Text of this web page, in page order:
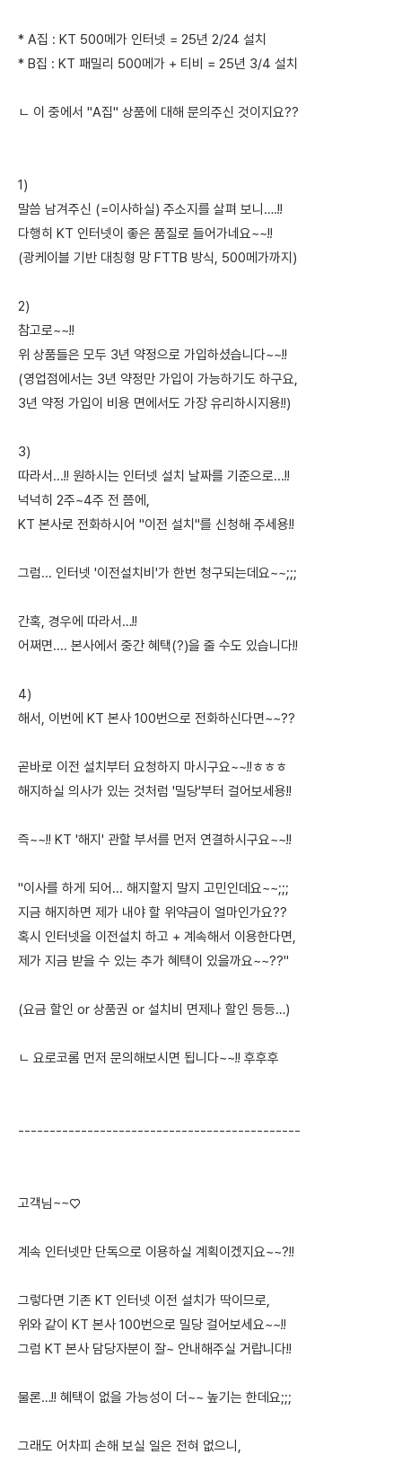
* A집 : KT 500메가 인터넷 = 25년 2/24 설치
* B집 : KT 패밀리 500메가 + 티비 = 25년 3/4 설치
ㄴ 이 중에서 "A집" 상품에 대해 문의주신 것이지요??
1)
말씀 남겨주신 (=이사하실) 주소지를 살펴 보니….!!
다행히 KT 인터넷이 좋은 품질로 들어가네요~~!!
(광케이블 기반 대칭형 망 FTTB 방식, 500메가까지)
2)
참고로~~!!
위 상품들은 모두 3년 약정으로 가입하셨습니다~~!!
(영업점에서는 3년 약정만 가입이 가능하기도 하구요,
3년 약정 가입이 비용 면에서도 가장 유리하시지용!!)
3)
따라서...!! 원하시는 인터넷 설치 날짜를 기준으로...!!
넉넉히 2주~4주 전 쯤에,
KT 본사로 전화하시어 "이전 설치"를 신청해 주세용!!
그럼... 인터넷 '이전설치비'가 한번 청구되는데요~~;;;
간혹, 경우에 따라서…!!
어쩌면.... 본사에서 중간 혜택(?)을 줄 수도 있습니다!!
4)
해서, 이번에 KT 본사 100번으로 전화하신다면~~??
곧바로 이전 설치부터 요청하지 마시구요~~!!ㅎㅎㅎ
해지하실 의사가 있는 것처럼 '밀당'부터 걸어보세용!!
즉~~!! KT '해지' 관할 부서를 먼저 연결하시구요~~!!
"이사를 하게 되어... 해지할지 말지 고민인데요~~;;;
지금 해지하면 제가 내야 할 위약금이 얼마인가요??
혹시 인터넷을 이전설치 하고 + 계속해서 이용한다면,
제가 지금 받을 수 있는 추가 혜택이 있을까요~~??"
(요금 할인 or 상품권 or 설치비 면제나 할인 등등…)
ㄴ 요로코롬 먼저 문의해보시면 됩니다~~!! 후후후
---------------------------------------------
고객님~~♡
계속 인터넷만 단독으로 이용하실 계획이겠지요~~?!!
그렇다면 기존 KT 인터넷 이전 설치가 딱이므로,
위와 같이 KT 본사 100번으로 밀당 걸어보세요~~!!
그럼 KT 본사 담당자분이 잘~ 안내해주실 거랍니다!!
물론…!! 혜택이 없을 가능성이 더~~ 높기는 한데요;;;
그래도 어차피 손해 보실 일은 전혀 없으니,